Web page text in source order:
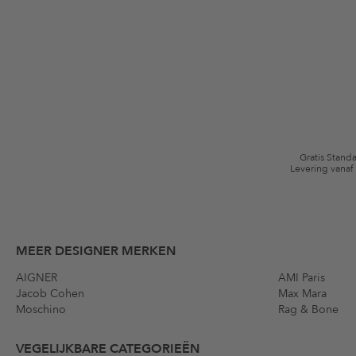
Gratis
Levering vanaf
MEER DESIGNER MERKEN
AIGNER AMI Paris
Jacob Cohen
Max Mara
Moschino
Rag & Bone
VEGELIJKBARE CATEGORIEËN